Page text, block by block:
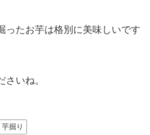
ったお芋は格別に美味しいです
いね。
芋掘り